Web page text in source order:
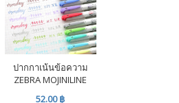
ปากกาเน้นข้อความ
ZEBRA MOJINILINE
52.00 ฿